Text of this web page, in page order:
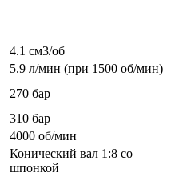
4.1 см3/об
5.9 л/мин (при 1500 об/мин)
270 бар
310 бар
4000 об/мин
Конический вал 1:8 со
шпонкой